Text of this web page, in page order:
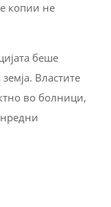
копии не
беше
Властите
во болници,